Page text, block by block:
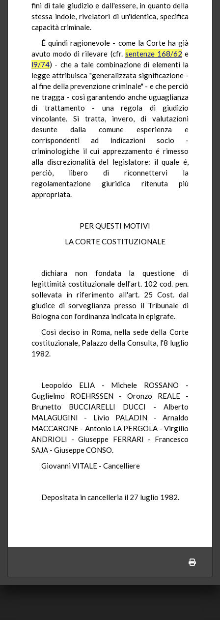
fini di tale giudizio e dall'essere, in quanto della
stessa indole, rivelatori di un'identica, specifica
capacità criminale.
É quindi ragionevole - come la Corte ha già
avuto modo di rilevare (cfr. sentenze 168/62 e
l9/74) - che a tale combinazione di elementi la
legge attribuisca "generalizzata significazione -
al fine della prevenzione criminale" - e che perciò
ne tragga - così garantendo anche uguaglianza
di trattamento - una regola di giudizio
vincolante. Si tratta, invero, di valutazioni
desunte dalla comune esperienza e
corrispondenti ad indicazioni socio -
criminologiche il cui apprezzamento é rimesso
alla discrezionalità del legislatore: il quale é,
perciò, libero di riconnettervi la
regolamentazione giuridica ritenuta più
appropriata.
PER QUESTI MOTIVI
LA CORTE COSTITUZIONALE
dichiara non fondata la questione di
legittimità costituzionale dell'art. 102 cod. pen.
sollevata in riferimento all'art. 25 Cost. dal
giudice di sorveglianza presso il Tribunale di
Bologna con l'ordinanza indicata in epigrafe.
Così deciso in Roma, nella sede della Corte
costituzionale, Palazzo della Consulta, l'8 luglio
1982.
Leopoldo ELIA - Michele ROSSANO -
Guglielmo ROEHRSSEN - Oronzo REALE -
Brunetto BUCCIARELLI DUCCI - Alberto
MALAGUGINI - Livio PALADIN - Arnaldo
MACCARONE - Antonio LA PERGOLA - Virgilio
ANDRIOLI - Giuseppe FERRARI - Francesco
SAJA - Giuseppe CONSO.
Giovanni VITALE - Cancelliere
Depositata in cancelleria il 27 luglio 1982.